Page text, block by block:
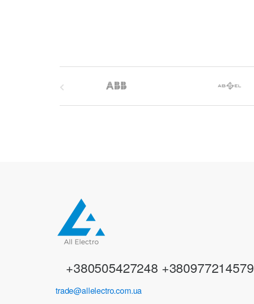
+380505427248 +380977214579
trade@allelectro.com.ua